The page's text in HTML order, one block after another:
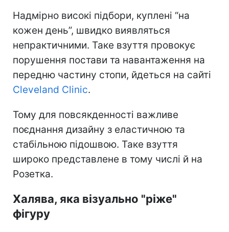
Надмірно високі підбори, куплені “на
кожен день”, швидко виявляться
непрактичними. Таке взуття провокує
порушення постави та навантаження на
передню частину стопи, йдеться на сайті
Cleveland Clinic.
Тому для повсякденності важливе
поєднання дизайну з еластичною та
стабільною підошвою. Таке взуття
широко представлене в тому числі й на
Розетка.
Халява, яка візуально "ріже"
фігуру